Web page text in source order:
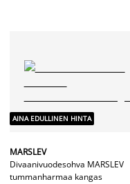
AINA EDULLINEN HINTA
MARSLEV
Divaanivuodesohva MARSLEV
tummanharmaa kangas